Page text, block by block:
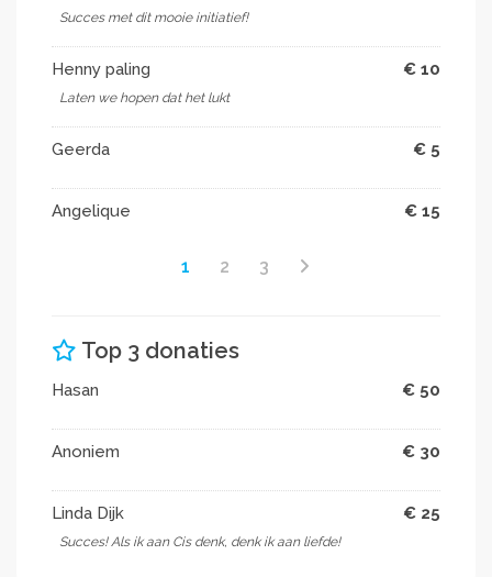
Succes met dit mooie initiatief!
Henny paling € 10
Laten we hopen dat het lukt
Geerda € 5
Angelique € 15
1 2 3
Top 3 donaties
Hasan € 50
Anoniem € 30
Linda Dijk € 25
Succes! Als ik aan Cis denk, denk ik aan liefde!